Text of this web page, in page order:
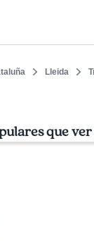
Lleida
que